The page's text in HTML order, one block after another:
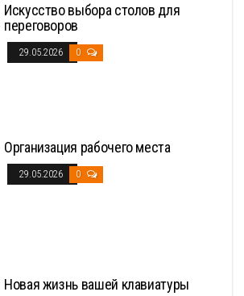
Искусство выбора столов для
переговоров
29.05.2026 0
Организация рабочего места
29.05.2026 0
Новая жизнь вашей клавиатуры